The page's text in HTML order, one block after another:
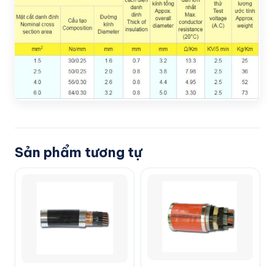
Sản phẩm tương tự